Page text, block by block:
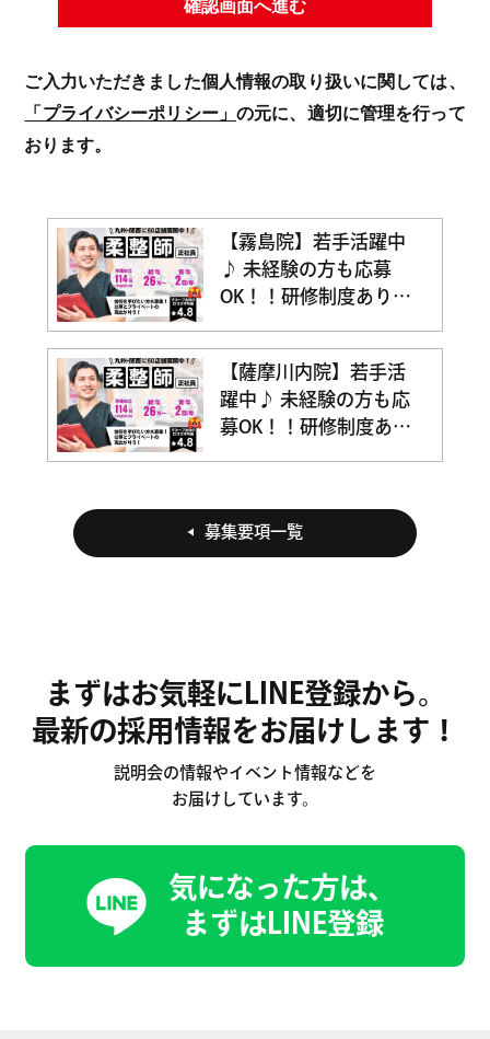
確認画面へ進む
ご入力いただきました個人情報の取り扱いに関しては、
「プライバシーポリシー」 の元に、適切に管理を行って
おります。
【霧島院】若手活躍中
♪ 未経験の方も応募
OK！！研修制度あり☆
い治療家になりましょ
う！！☆ブランクOK◎
一からしっかり学べて
成長を実感できる職場
です！幅広い技術を身
れる仕事を一緒にしま
せんか？
【薩摩川内院】若手活
躍中♪ 未経験の方も応
募OK！！研修制度あり
ょう！！☆ブランク
OK◎ 一からしっかり学
べて成長を実感できる
募集要項一覧
まずはお気軽にLINE登録から。
最新の採用情報をお届けします！
説明会の情報やイベント情報などを
お届けしています。
気になった方は、
まずはLINE登録